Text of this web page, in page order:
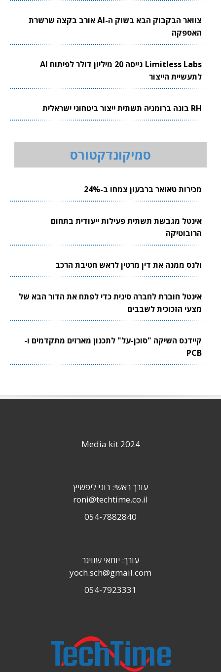
צוואר הבקבוק הבא בשוק ה-AI אורב בקצה שרשרת
האספקה
Limitless Labs גייסה 20 מיליון דולר לפיתוח AI
לתעשיית הייצור
RH בונה ברומניה תשתית ייצור ביטחוני ישראלית
סמיקונדקטורס
מכירות טאואר ברבעון צמחו ב-24%
אינטל מגבשת תשתית פעילות ייעודית בתחום
הרובוטיקה
ולנס ממנה את דין מרטין לראש חטיבת הרכב
אינטל חוברת לחברה סינית כדי לפתח את הדור הבא של
מצעי הזכוכית לשבבים
קיידנס השיקה "סוכן-על" לתכנון מארזים מתקדמים ו-
PCB
Media kit 2024
עורך ראשי: רוני ליפשיץ
roni@techtime.co.il
054-7882840
עורך: יוחאי שוויגר
yoch.sch@gmail.com
054-7923331